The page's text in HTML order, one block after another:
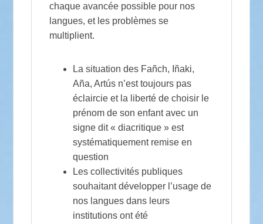
chaque avancée possible pour nos
langues, et les problèmes se
multiplient.
La situation des Fañch, Iñaki,
Aña, Artús n’est toujours pas
éclaircie et la liberté de choisir le
prénom de son enfant avec un
signe dit « diacritique » est
systématiquement remise en
question
Les collectivités publiques
souhaitant développer l’usage de
nos langues dans leurs
institutions ont été